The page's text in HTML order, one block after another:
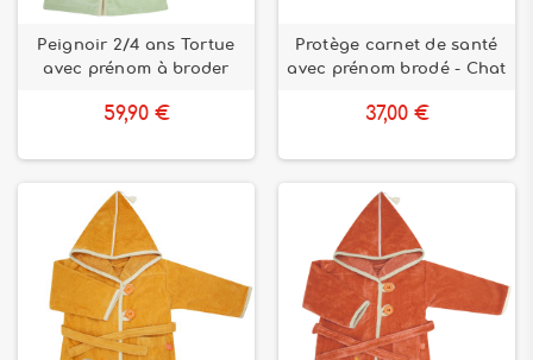
Peignoir 2/4 ans Tortue
avec prénom à broder
59,90 €
Protège carnet de santé
avec prénom brodé - Chat
37,00 €